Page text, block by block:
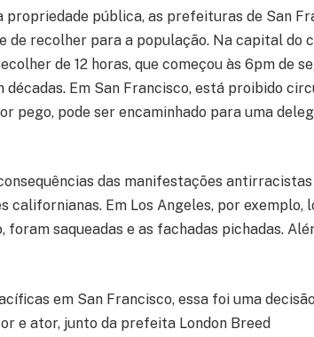
propriedade pública, as prefeituras de San
de recolher para a população. Na capital do
de 12 horas, que começou às 6pm de
décadas. Em San Francisco, está proibido
pego, pode ser encaminhado para uma
das manifestações
californianas. Em Los Angeles, por exemplo,
foram saqueadas e as fachadas pichadas.
em San Francisco, essa foi uma
e ator, junto da prefeita London Breed